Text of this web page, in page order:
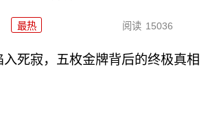
最热 阅读 15036
死寂，五枚金牌背后的终极真相